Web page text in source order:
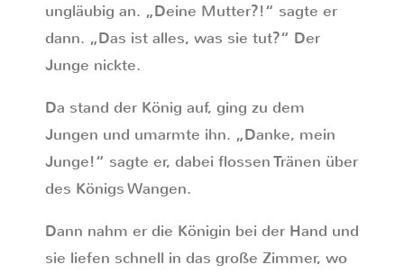
ungläubig an. „Deine Mutter?!“ sagte er
dann. „Das ist alles, was sie tut?“ Der
Junge nickte.
Da stand der König auf, ging zu dem
Jungen und umarmte ihn. „Danke, mein
Junge!“ sagte er, dabei flossen Tränen über
des Königs Wangen.
Dann nahm er die Königin bei der Hand und
sie liefen schnell in das große Zimmer, wo